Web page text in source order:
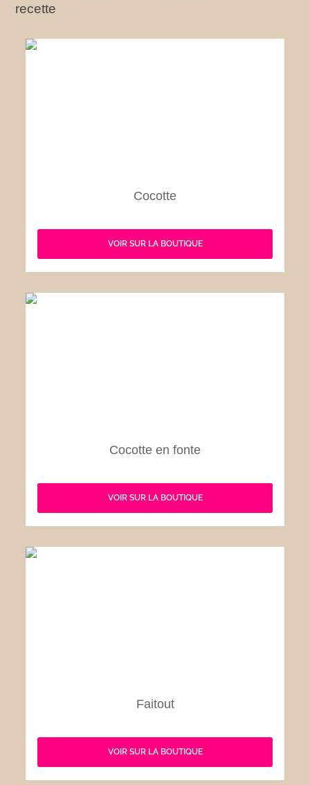
recette
Cocotte
VOIR SUR LA BOUTIQUE
Cocotte en fonte
VOIR SUR LA BOUTIQUE
Faitout
VOIR SUR LA BOUTIQUE